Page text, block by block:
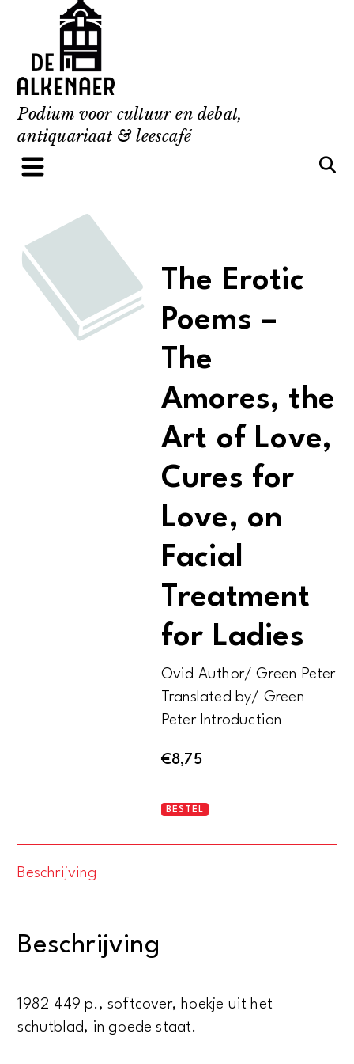
content
Podium voor cultuur en debat,
antiquariaat & leescafé
The Erotic
Poems –
The
Amores, the
Art of Love,
Cures for
Love, on
Facial
Treatment
for Ladies
Ovid Author/ Green Peter
Translated by/ Green
Peter Introduction
€8,75
The
Love,
Cures
BESTEL
Beschrijving
Beschrijving
1982 449 p., softcover, hoekje uit het
schutblad, in goede staat.